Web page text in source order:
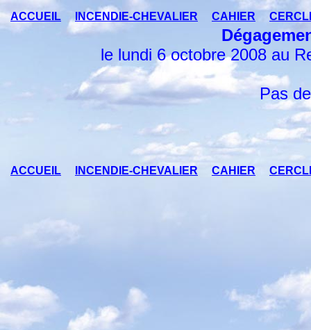
ACCUEIL INCENDIE-CHEVALIER CAHIER
le lundi 6 octobre 2008 au
Pas
ACCUEIL INCENDIE-CHEVALIER CAHIER